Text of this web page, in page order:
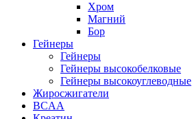
Хром
Магний
Бор
Гейнеры
Гейнеры
Гейнеры высокобелковые
Гейнеры высокоуглеводные
Жиросжигатели
BCAA